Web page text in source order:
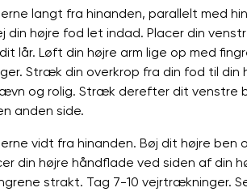
langt fra hinanden, parallelt med
din højre fod let indad. Placer din
lår. Løft din højre arm lige op med
Stræk din overkrop fra din fod til din
og rolig. Stræk derefter dit venstre
anden side.
vidt fra hinanden. Bøj dit højre ben
din højre håndflade ved siden af ​​din
strakt. Tag 7-10 vejrtrækninger.